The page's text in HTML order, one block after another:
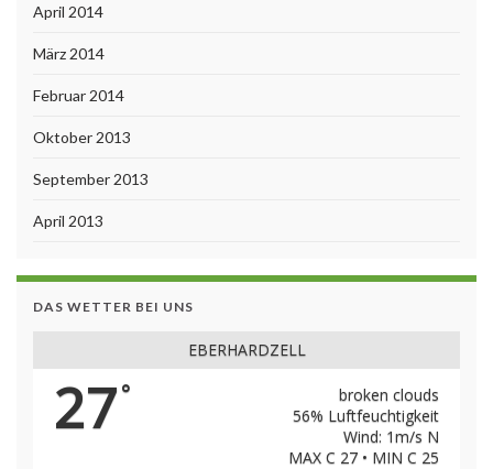
April 2014
März 2014
Februar 2014
Oktober 2013
September 2013
April 2013
DAS WETTER BEI UNS
EBERHARDZELL
27°
broken clouds
56% Luftfeuchtigkeit
Wind: 1m/s N
MAX C 27 • MIN C 25